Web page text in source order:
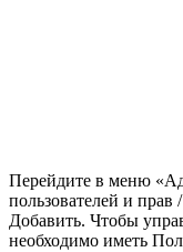
Перейдите в меню
пользователей и
Добавить. Чтобы
необходимо иметь